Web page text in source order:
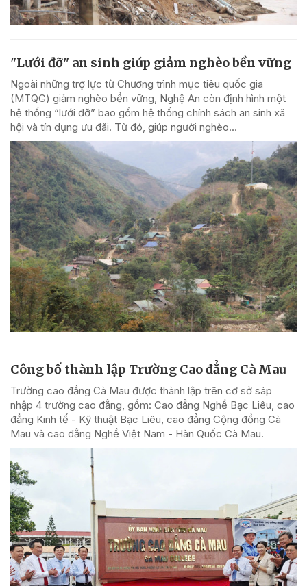
"Lưới đỡ" an sinh giúp giảm nghèo bền vững
Ngoài những trợ lực từ Chương trình mục tiêu quốc gia
(MTQG) giảm nghèo bền vững, Nghệ An còn định hình một
hệ thống “lưới đỡ” bao gồm hệ thống chính sách an sinh xã
hội và tín dụng ưu đãi. Từ đó, giúp người nghèo...
Công bố thành lập Trường Cao đẳng Cà Mau
Trường cao đẳng Cà Mau được thành lập trên cơ sở sáp
nhập 4 trường cao đẳng, gồm: Cao đẳng Nghề Bạc Liêu, cao
đẳng Kinh tế - Kỹ thuật Bạc Liêu, cao đẳng Cộng đồng Cà
Mau và cao đẳng Nghề Việt Nam - Hàn Quốc Cà Mau.